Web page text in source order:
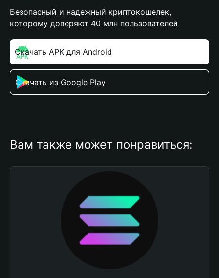
Безопасный и надежный криптокошелек,
которому доверяют 40 млн пользователей
Скачать APK для Android
Скачать из Google Play
Вам также может понравиться: